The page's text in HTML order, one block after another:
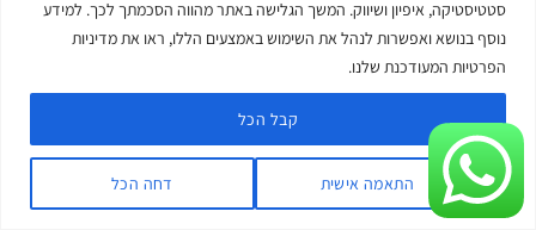
סטטיסטיקה, איפיון ושיווק. המשך הגלישה באתר מהווה הסכמתך לכך. למידע
נוסף בנושא ואפשרות לנהל את השימוש באמצעים הללו, ראו את מדיניות
הפרטיות המעודכנת שלנו.
התאמה אישית דחה הכל
קבל הכל
MIRRORLESS
NANLITE
orca
ORCA BAGS
ORCABAGS
RYCOTE
sigma
sony
Swit
tilta
tripod אביזרים לצילום וידאו
אביזרי תאורה
מצלמה
נאנלייט סטנד
פוג'י
ציוד גריפ ציוד וידאו מקצועי. קנון תאורה תאורה מקצועית